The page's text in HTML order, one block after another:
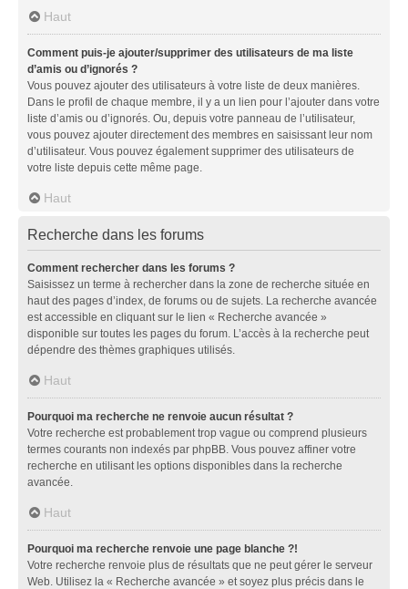
Haut
Comment puis-je ajouter/supprimer des utilisateurs de ma liste
d’amis ou d’ignorés ?
Vous pouvez ajouter des utilisateurs à votre liste de deux manières.
Dans le profil de chaque membre, il y a un lien pour l’ajouter dans votre
liste d’amis ou d’ignorés. Ou, depuis votre panneau de l’utilisateur,
vous pouvez ajouter directement des membres en saisissant leur nom
d’utilisateur. Vous pouvez également supprimer des utilisateurs de
votre liste depuis cette même page.
Haut
Recherche dans les forums
Comment rechercher dans les forums ?
Saisissez un terme à rechercher dans la zone de recherche située en
haut des pages d’index, de forums ou de sujets. La recherche avancée
est accessible en cliquant sur le lien « Recherche avancée »
disponible sur toutes les pages du forum. L’accès à la recherche peut
dépendre des thèmes graphiques utilisés.
Haut
Pourquoi ma recherche ne renvoie aucun résultat ?
Votre recherche est probablement trop vague ou comprend plusieurs
termes courants non indexés par phpBB. Vous pouvez affiner votre
recherche en utilisant les options disponibles dans la recherche
avancée.
Haut
Pourquoi ma recherche renvoie une page blanche ?!
Votre recherche renvoie plus de résultats que ne peut gérer le serveur
Web. Utilisez la « Recherche avancée » et soyez plus précis dans le